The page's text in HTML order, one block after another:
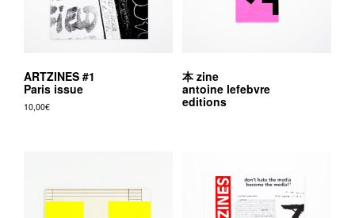
ARTZINES #1
Paris issue
10,00€
本 zine
antoine lefebvre
editions